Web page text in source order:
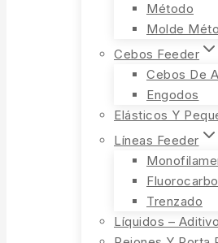
Método
Molde
Cebos Feeder
Cebos De
Engodos
Elásticos Y
Líneas Feeder
Trenzado
Líquidos –